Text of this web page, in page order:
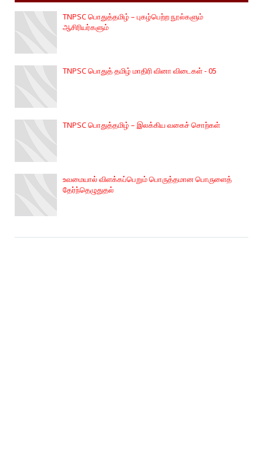
TNPSC பொதுத்தமிழ் – புகழ்பெற்ற நூல்களும்
ஆசிரியர்களும்
TNPSC பொதுத் தமிழ் மாதிரி வினா விடைகள் - 05
TNPSC பொதுத்தமிழ் – இலக்கிய வகைச் சொற்கள்
உவமையால் விளக்கப்பெறும் பொருத்தமான பொருளைத்
தேர்ந்தெழுதுதல்